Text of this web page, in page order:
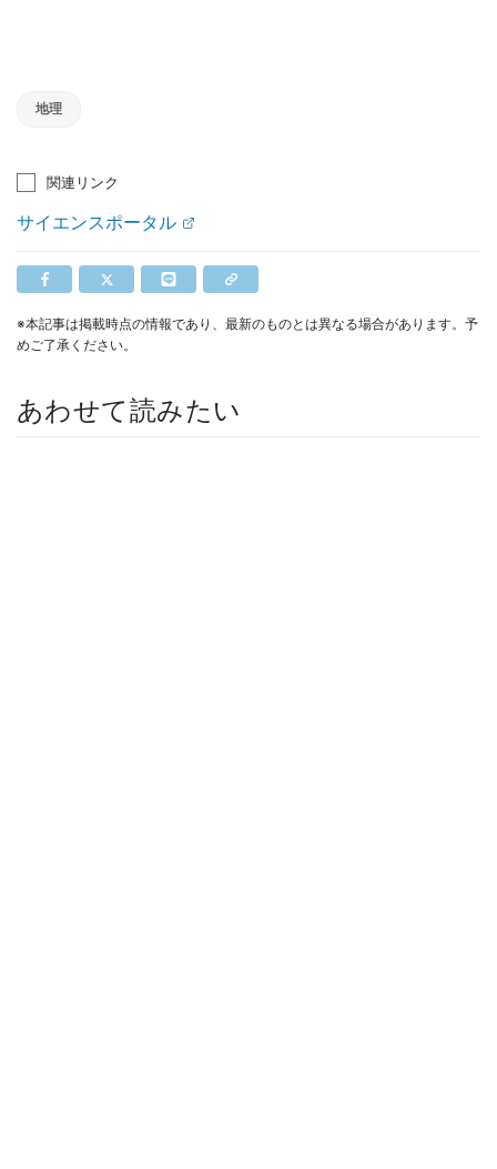
地理
関連リンク
サイエンスポータル
※本記事は掲載時点の情報であり、最新のものとは異なる場合があります。予
めご了承ください。
あわせて読みたい